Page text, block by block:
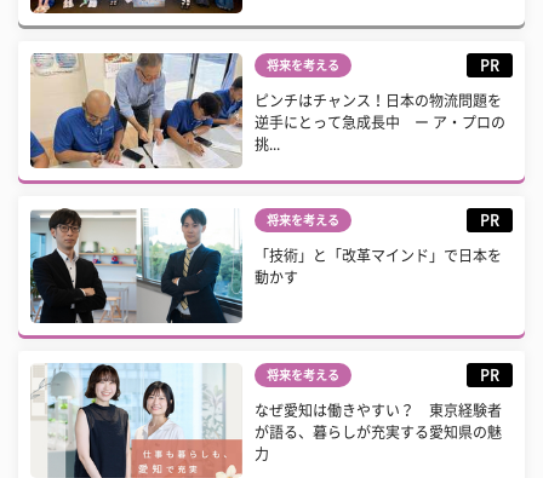
将来を考える PR
ピンチはチャンス！日本の物流問題を
逆手にとって急成長中 ー ア・プロの
挑...
将来を考える PR
「技術」と「改革マインド」で日本を
動かす
将来を考える PR
なぜ愛知は働きやすい？ 東京経験者
が語る、暮らしが充実する愛知県の魅
力